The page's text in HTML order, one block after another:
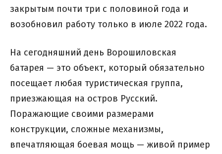
закрытым почти три с половиной года и
возобновил работу только в июле 2022 года.
На сегодняшний день Ворошиловская
батарея — это объект, который обязательно
посещает любая туристическая группа,
приезжающая на остров Русский.
Поражающие своими размерами
конструкции, сложные механизмы,
впечатляющая боевая мощь — живой пример